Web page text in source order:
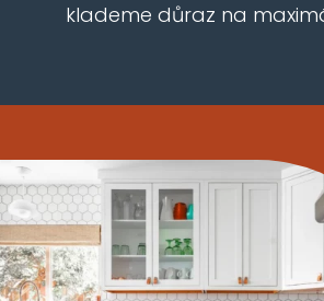
klademe důraz na